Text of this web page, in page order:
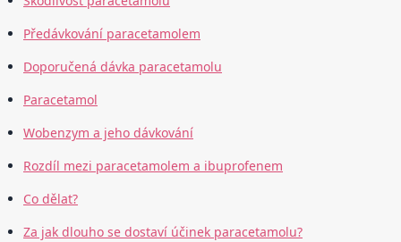
Předávkování paracetamolem
Doporučená dávka paracetamolu
Paracetamol
Wobenzym a jeho dávkování
Rozdíl mezi paracetamolem a ibuprofenem
Co dělat?
Za jak dlouho se dostaví účinek paracetamolu?